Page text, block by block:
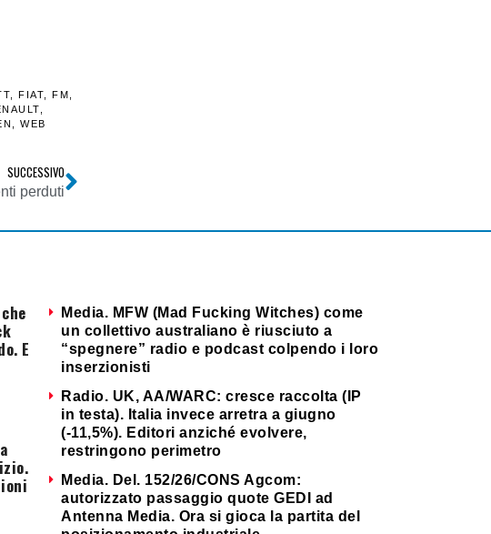
FIAT FM
WEB
SUCCESSIVO
perduti
E
Media. MFW (Mad Fucking Witches) come
un collettivo australiano è riusciuto a
“spegnere” radio e podcast colpendo i loro
inserzionisti
Radio. UK, AA/WARC: cresce raccolta (IP
in testa). Italia invece arretra a giugno
(-11,5%). Editori anziché evolvere,
restringono perimetro
Media. Del. 152/26/CONS Agcom:
autorizzato passaggio quote GEDI ad
Antenna Media. Ora si gioca la partita del